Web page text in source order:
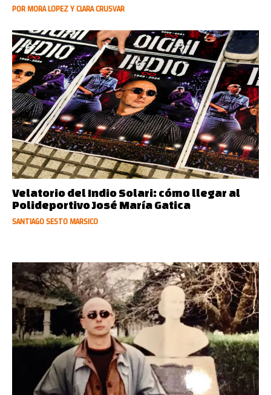
POR MORA LOPEZ Y CLARA CRUSVAR
Velatorio del Indio Solari: cómo llegar al
Polideportivo José María Gatica
SANTIAGO SESTO MARSICO